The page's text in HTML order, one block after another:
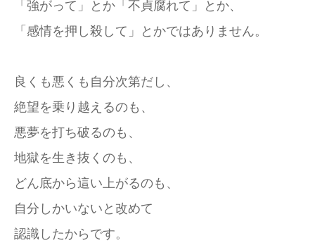
「強がって」とか「不貞腐れて」とか、
「感情を押し殺して」とかではありません。
良くも悪くも自分次第だし、
絶望を乗り越えるのも、
悪夢を打ち破るのも、
地獄を生き抜くのも、
どん底から這い上がるのも、
自分しかいないと改めて
認識したからです。